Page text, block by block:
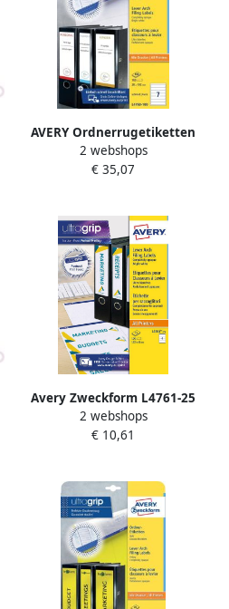
AVERY Ordnerrugetiketten
192 x 38 mm wit
Inkjetprinter Laserprinter
100
2 webshops
€ 35,07
Avery Zweckform L4761-25
ordnerrugetiketten ft 19 2 x
6 1 cm (b x h) 100 etiketten
2 webshops
€ 10,61